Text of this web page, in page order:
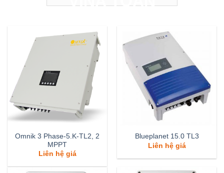
Omnik 3 Phase-5.K-TL2, 2
MPPT
Liên hệ giá
Blueplanet 15.0 TL3
Liên hệ giá